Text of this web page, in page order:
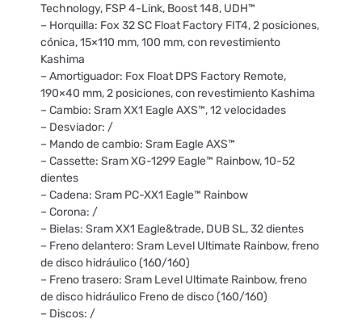
Technology, FSP 4-Link, Boost 148, UDH™
– Horquilla: Fox 32 SC Float Factory FIT4, 2 posiciones,
cónica, 15×110 mm, 100 mm, con revestimiento
Kashima
– Amortiguador: Fox Float DPS Factory Remote,
190×40 mm, 2 posiciones, con revestimiento Kashima
– Cambio: Sram XX1 Eagle AXS™, 12 velocidades
– Desviador: /
– Mando de cambio: Sram Eagle AXS™
– Cassette: Sram XG-1299 Eagle™ Rainbow, 10-52
dientes
– Cadena: Sram PC-XX1 Eagle™ Rainbow
– Corona: /
– Bielas: Sram XX1 Eagle&trade, DUB SL, 32 dientes
– Freno delantero: Sram Level Ultimate Rainbow, freno
de disco hidráulico (160/160)
– Freno trasero: Sram Level Ultimate Rainbow, freno
de disco hidráulico Freno de disco (160/160)
– Discos: /